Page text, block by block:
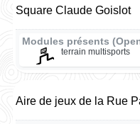
Square Claude Goislot
Modules présents
terrain multisports
Aire de jeux de la Rue